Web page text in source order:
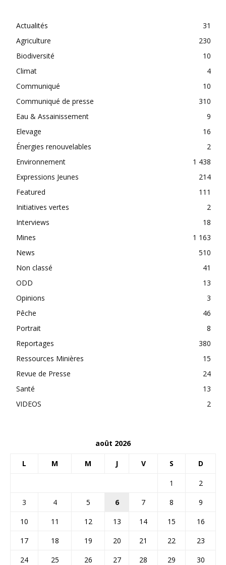
Actualités
31
Agriculture
230
Biodiversité
10
Climat
4
Communiqué
10
Communiqué de presse
310
Eau & Assainissement
9
Elevage
16
Énergies renouvelables
2
Environnement
1 438
Expressions Jeunes
214
Featured
111
Initiatives vertes
2
Interviews
18
Mines
1 163
News
510
Non classé
41
ODD
13
Opinions
3
Pêche
46
Portrait
8
Reportages
380
Ressources Minières
15
Revue de Presse
24
Santé
13
VIDEOS
2
août 2026
L M M J V S D
1
2
3
4 5 6 7 8
9
10
11 12 13 14 15
16
17
18 19 20 21 22
23
24
25 26 27 28 29
30